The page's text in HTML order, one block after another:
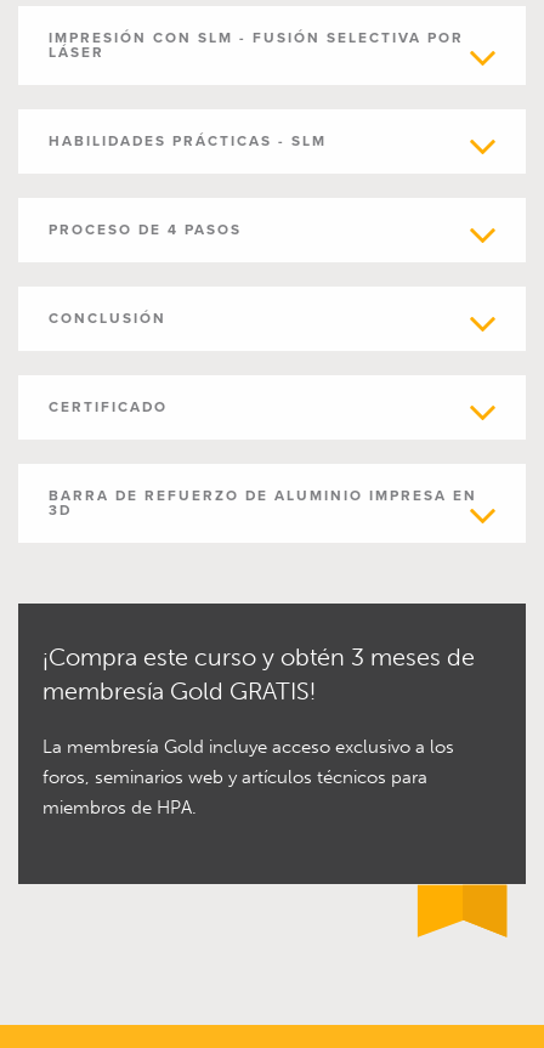
IMPRESIÓN CON SLM - FUSIÓN SELECTIVA POR
LÁSER
HABILIDADES PRÁCTICAS - SLM
PROCESO DE 4 PASOS
CONCLUSIÓN
CERTIFICADO
BARRA DE REFUERZO DE ALUMINIO IMPRESA EN
3D
¡Compra este curso y obtén 3 meses de
membresía Gold GRATIS!
La membresía Gold incluye acceso exclusivo a los
foros, seminarios web y artículos técnicos para
miembros de HPA.